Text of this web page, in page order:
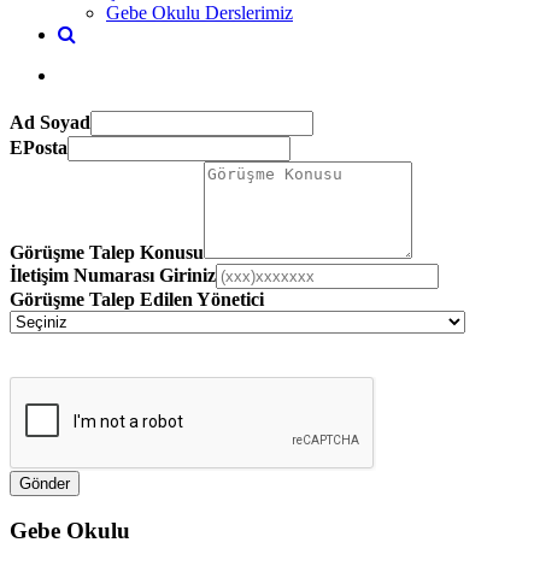
Gebe Okulu Derslerimiz
Ad Soyad
EPosta
Görüşme Talep Konusu
İletişim Numarası Giriniz
Görüşme Talep Edilen Yönetici
Gebe Okulu